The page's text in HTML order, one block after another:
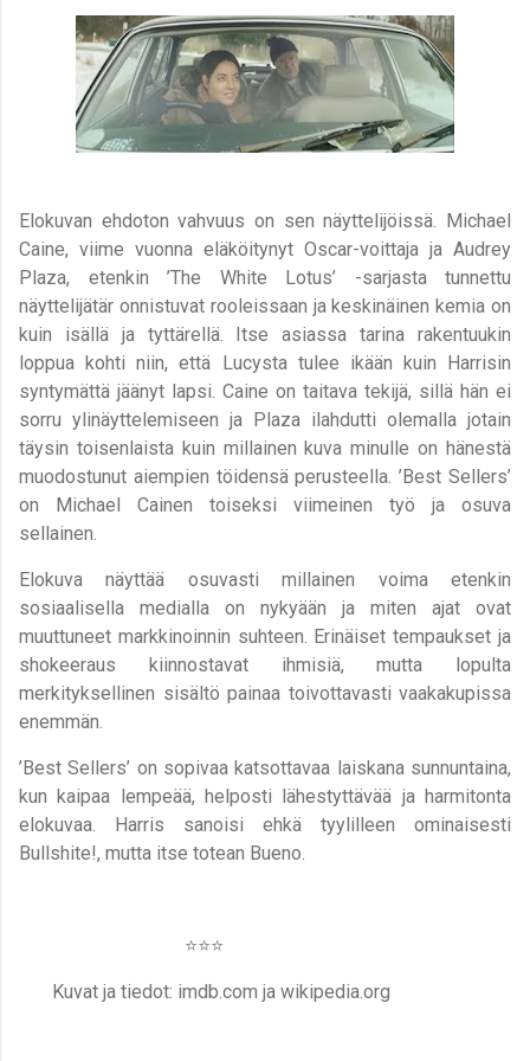
Elokuvan ehdoton vahvuus on sen näyttelijöissä. Michael
Caine, viime vuonna eläköitynyt Oscar-voittaja ja Audrey
Plaza, etenkin ’The White Lotus’ -sarjasta tunnettu
näyttelijätär onnistuvat rooleissaan ja keskinäinen kemia on
kuin isällä ja tyttärellä. Itse asiassa tarina rakentuukin
loppua kohti niin, että Lucysta tulee ikään kuin Harrisin
syntymättä jäänyt lapsi. Caine on taitava tekijä, sillä hän ei
sorru ylinäyttelemiseen ja Plaza ilahdutti olemalla jotain
täysin toisenlaista kuin millainen kuva minulle on hänestä
muodostunut aiempien töidensä perusteella. ’Best Sellers’
on Michael Cainen toiseksi viimeinen työ ja osuva
sellainen.
Elokuva näyttää osuvasti millainen voima etenkin
sosiaalisella medialla on nykyään ja miten ajat ovat
muuttuneet markkinoinnin suhteen. Erinäiset tempaukset ja
shokeeraus kiinnostavat ihmisiä, mutta lopulta
merkityksellinen sisältö painaa toivottavasti vaakakupissa
enemmän.
’Best Sellers’ on sopivaa katsottavaa laiskana sunnuntaina,
kun kaipaa lempeää, helposti lähestyttävää ja harmitonta
elokuvaa. Harris sanoisi ehkä tyylilleen ominaisesti
Bullshite!, mutta itse totean Bueno.
⭐️⭐️⭐️
Kuvat ja tiedot: imdb.com ja wikipedia.org